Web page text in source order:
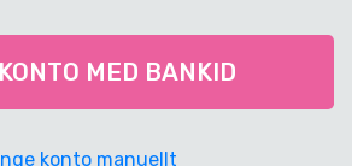
MED BANKID
konto manuellt